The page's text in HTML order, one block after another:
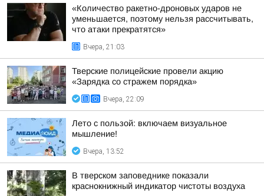
«Количество ракетно-дроновых ударов не
уменьшается, поэтому нельзя рассчитывать,
что атаки прекратятся»
Вчера, 21:03
Тверские полицейские провели акцию
«Зарядка со стражем порядка»
Вчера, 22:09
Лето с пользой: включаем визуальное
мышление!
Вчера, 13:52
В тверском заповеднике показали
краснокнижный индикатор чистоты воздуха